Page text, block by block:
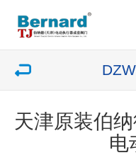
天津原装伯
电